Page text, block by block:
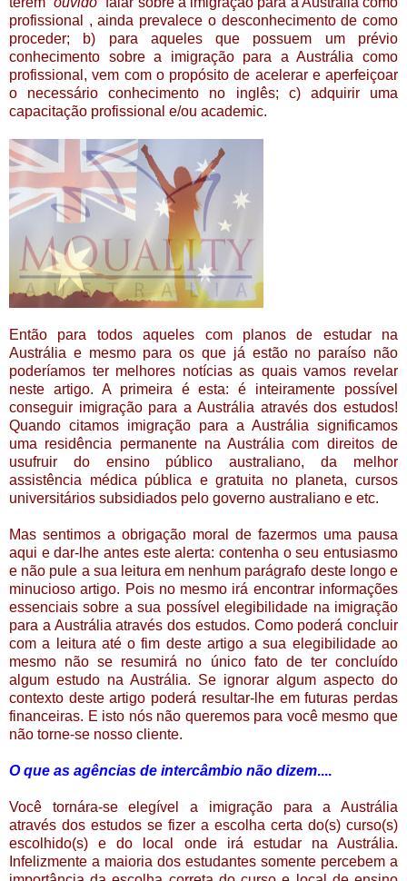
profissional , ainda prevalece o desconhecimento de como
proceder; b) para aqueles que possuem um prévio
conhecimento sobre a imigração para a Austrália como
profissional, vem com o propósito de acelerar e aperfeiçoar
o necessário conhecimento no inglês; c) adquirir uma
capacitação profissional e/ou academic.
Então para todos aqueles com planos de estudar na
Austrália e mesmo para os que já estão no paraíso não
poderíamos ter melhores notícias as quais vamos revelar
neste artigo. A primeira é esta: é inteiramente possível
conseguir imigração para a Austrália através dos estudos!
Quando citamos imigração para a Austrália significamos
uma residência permanente na Austrália com direitos de
usufruir do ensino público australiano, da melhor
assistência médica pública e gratuita no planeta, cursos
universitários subsidiados pelo governo australiano e etc.
Mas sentimos a obrigação moral de fazermos uma pausa
aqui e dar-lhe antes este alerta: contenha o seu entusiasmo
e não pule a sua leitura em nenhum parágrafo deste longo e
minucioso artigo. Pois no mesmo irá encontrar informações
essenciais sobre a sua possível elegibilidade na imigração
para a Austrália através dos estudos. Como poderá concluir
com a leitura até o fim deste artigo a sua elegibilidade ao
mesmo não se resumirá no único fato de ter concluído
algum estudo na Austrália. Se ignorar algum aspecto do
contexto deste artigo poderá resultar-lhe em futuras perdas
financeiras. E isto nós não queremos para você mesmo que
não torne-se nosso cliente.
O que as agências de intercâmbio não dizem....
Você tornára-se elegível a imigração para a Austrália
através dos estudos se fizer a escolha certa do(s) curso(s)
escolhido(s) e do local onde irá estudar na Austrália.
Infelizmente a maioria dos estudantes somente percebem a